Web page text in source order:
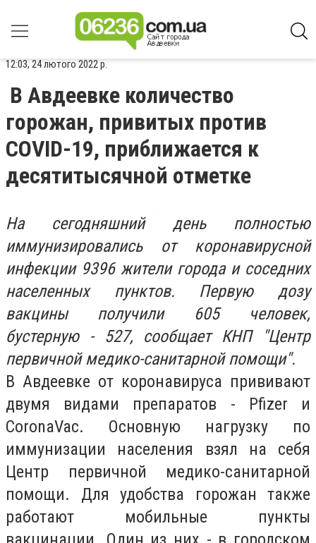
12:03, 24 лютого 2022 р.
В Авдеевке количество
горожан, привитых против
COVID-19, приближается к
десятитысячной отметке
На сегодняшний день полностью
иммунизировались от коронавирусной
инфекции 9396 жители города и соседних
населенных пунктов. Первую дозу
вакцины получили 605 человек,
бустерную - 527, сообщает КНП "Центр
первичной медико-санитарной помощи".
В Авдеевке от коронавируса прививают
двумя видами препаратов - Pfizer и
CoronaVac. Основную нагрузку по
иммунизации населения взял на себя
Центр первичной медико-санитарной
помощи. Для удобства горожан также
работают мобильные пункты